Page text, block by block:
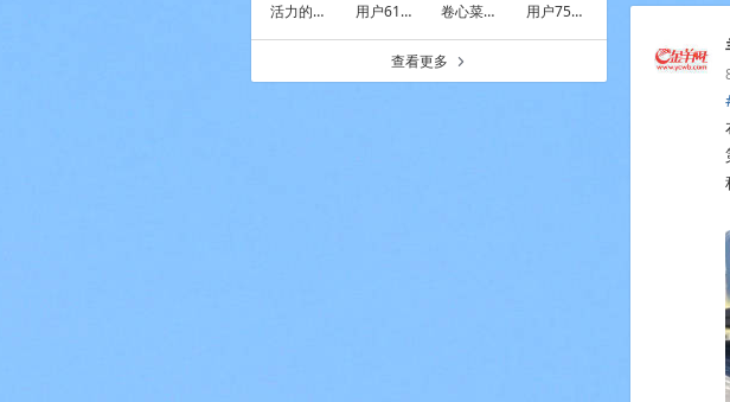
活力的二两 用户6196654439 卷心菜不相信爱情 用户7539801724
查看更多 a